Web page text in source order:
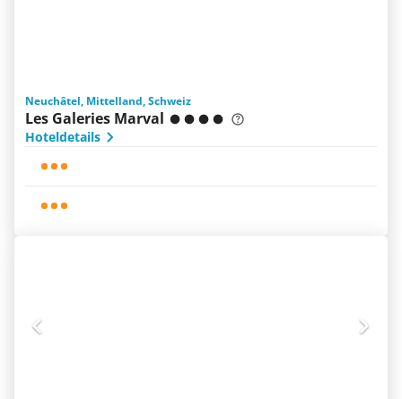
Neuchâtel, Mittelland, Schweiz
Les Galeries Marval
Hoteldetails